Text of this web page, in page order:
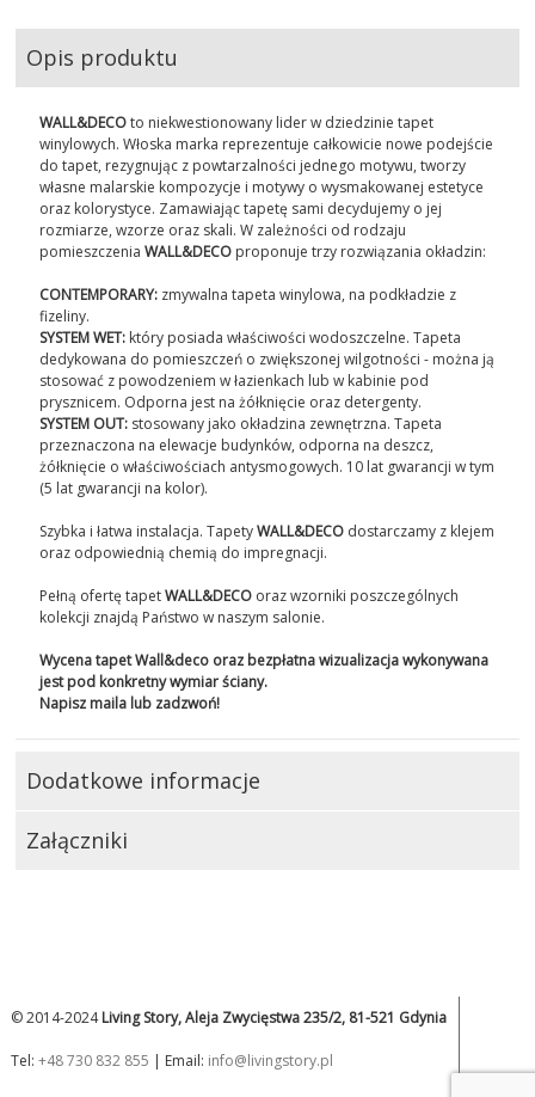
Opis produktu
WALL&DECOto niekwestionowany lider w dziedzinie tapet
winylowych. Włoska marka reprezentuje całkowicie nowe podejście
do tapet, rezygnując z powtarzalności jednego motywu, tworzy
własne malarskie kompozycje i motywy o wysmakowanej estetyce
oraz kolorystyce. Zamawiając tapetę sami decydujemy o jej
rozmiarze, wzorze oraz skali. W zależności od rodzaju
pomieszczeniaWALL&DECO proponuje trzy rozwiązania okładzin:
CONTEMPORARY: zmywalna tapeta winylowa, na podkładzie z
fizeliny.
SYSTEM WET: który posiada właściwości wodoszczelne. Tapeta
dedykowana do pomieszczeń o zwiększonej wilgotności - można ją
stosować z powodzeniem w łazienkach lub w kabinie pod
prysznicem. Odporna jest na żółknięcie oraz detergenty.
SYSTEM OUT: stosowany jako okładzina zewnętrzna. Tapeta
przeznaczona na elewacje budynków, odporna na deszcz,
żółknięcie o właściwościach antysmogowych. 10 lat gwarancji w tym
(5 lat gwarancji na kolor).
Szybka i łatwa instalacja. TapetyWALL&DECO dostarczamy z klejem
oraz odpowiednią chemią do impregnacji.
Pełną ofertę tapetWALL&DECO oraz wzorniki poszczególnych
kolekcji znajdą Państwo w naszym salonie.
Wycena tapet Wall&deco oraz bezpłatna wizualizacja wykonywana
jest pod konkretny wymiar ściany.
Napisz maila lub zadzwoń!
Dodatkowe informacje
Załączniki
© 2014-2024Living Story, Aleja Zwycięstwa 235/2, 81-521 Gdynia
Tel: +48 730 832 855 | Email: info@livingstory.pl